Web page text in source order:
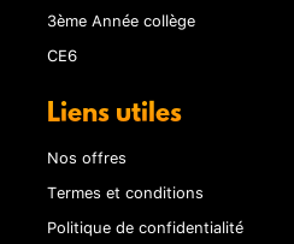
3ème Année collège
CE6
Liens utiles
Nos offres
Termes et conditions
Politique de confidentialité